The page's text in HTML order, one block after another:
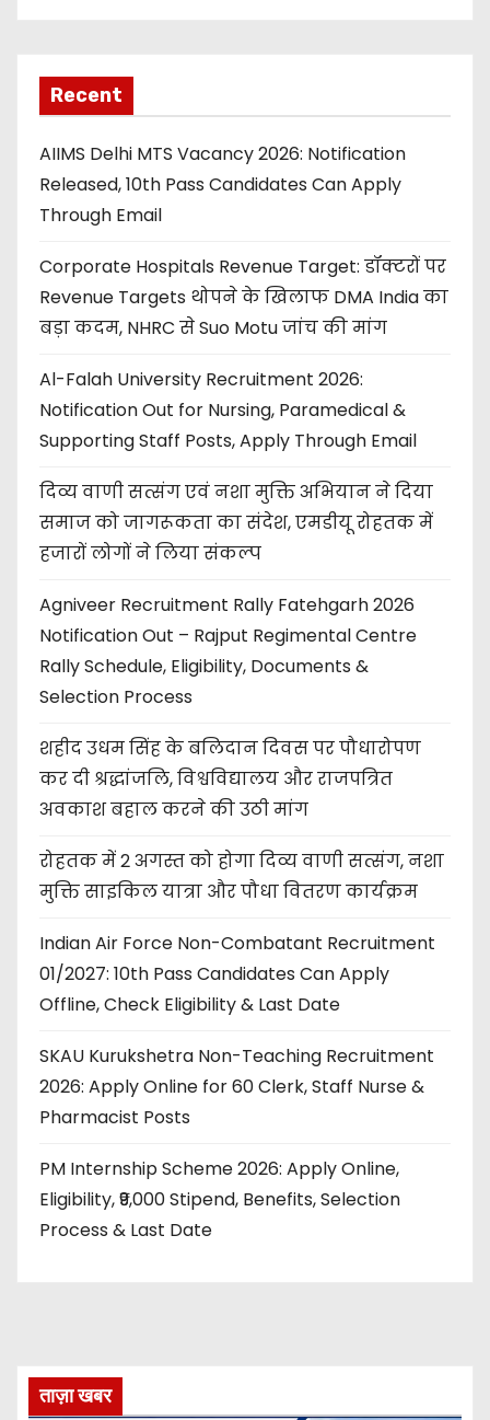
Recent
AIIMS Delhi MTS Vacancy 2026: Notification
Released, 10th Pass Candidates Can Apply
Through Email
Corporate Hospitals Revenue Target: डॉक्टरों पर
Revenue Targets थोपने के खिलाफ DMA India का
बड़ा कदम, NHRC से Suo Motu जांच की मांग
Al-Falah University Recruitment 2026:
Notification Out for Nursing, Paramedical &
Supporting Staff Posts, Apply Through Email
दिव्य वाणी सत्संग एवं नशा मुक्ति अभियान ने दिया
समाज को जागरूकता का संदेश, एमडीयू रोहतक में
हजारों लोगों ने लिया संकल्प
Agniveer Recruitment Rally Fatehgarh 2026
Notification Out – Rajput Regimental Centre
Rally Schedule, Eligibility, Documents &
Selection Process
शहीद उधम सिंह के बलिदान दिवस पर पौधारोपण
कर दी श्रद्धांजलि, विश्वविद्यालय और राजपत्रित
अवकाश बहाल करने की उठी मांग
रोहतक में 2 अगस्त को होगा दिव्य वाणी सत्संग, नशा
मुक्ति साइकिल यात्रा और पौधा वितरण कार्यक्रम
Indian Air Force Non-Combatant Recruitment
01/2027: 10th Pass Candidates Can Apply
Offline, Check Eligibility & Last Date
SKAU Kurukshetra Non-Teaching Recruitment
2026: Apply Online for 60 Clerk, Staff Nurse &
Pharmacist Posts
PM Internship Scheme 2026: Apply Online,
Eligibility, ₹9,000 Stipend, Benefits, Selection
Process & Last Date
ताज़ा खबर